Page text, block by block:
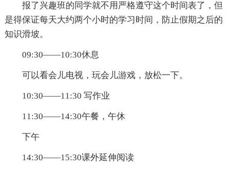
报了兴趣班的同学就不用严格遵守这个时间表了，但
是得保证每天大约两个小时的学习时间，防止假期之后的
知识滑坡。
09:30——10:30休息
可以看会儿电视，玩会儿游戏，放松一下。
10:30——11:30 写作业
11:30——14:30午餐，午休
下午
14:30——15:30课外延伸阅读